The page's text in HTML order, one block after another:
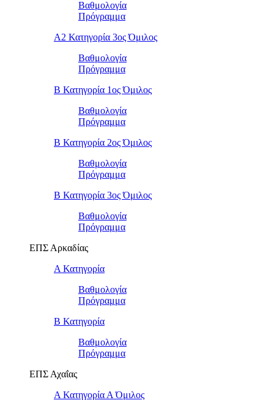
Βαθμολογία
Πρόγραμμα
Α2 Κατηγορία 3ος Όμιλος
Βαθμολογία
Πρόγραμμα
Β Κατηγορία 1ος Όμιλος
Βαθμολογία
Πρόγραμμα
Β Κατηγορία 2ος Όμιλος
Βαθμολογία
Πρόγραμμα
Β Κατηγορία 3ος Όμιλος
Βαθμολογία
Πρόγραμμα
ΕΠΣ Αρκαδίας
Α Κατηγορία
Βαθμολογία
Πρόγραμμα
Β Κατηγορία
Βαθμολογία
Πρόγραμμα
ΕΠΣ Αχαΐας
Α Κατηγορία Α Όμιλος